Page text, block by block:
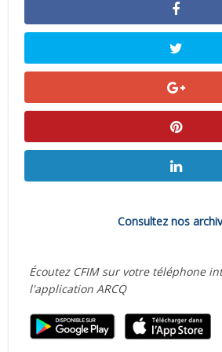
Consultez nos
Écoutez CFIM sur votre téléphone
l'application ARCQ